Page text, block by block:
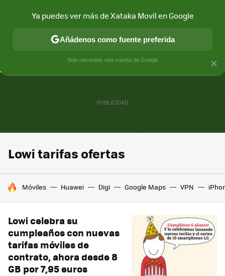
CONECTIVIDAD MÓVIL Y SOCIEDAD APLICACIONES
Lowi tarifas ofertas
HOY SE HABLA DE
Móviles Huawei Digi Google Maps VPN
Lowi celebra su
cumpleaños con nuevas
tarifas móviles de
contrato, ahora desde 8
GB por 7,95 euros
×
Ya puedes ver más de Xataka Movil en Google
Añádenos como fuente preferida
Solo necesitas una cuenta de Google